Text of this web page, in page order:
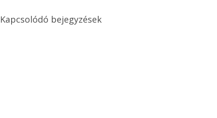
Kapcsolódó bejegyzések